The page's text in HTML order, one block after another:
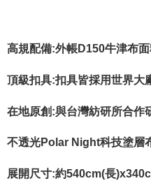
高規配備:外帳D150牛津布
頂級扣具:扣具皆採用世界大
在地原創:與台灣紡研所合作
不透光Polar Night科技塗層
展開尺寸:約540cm(長